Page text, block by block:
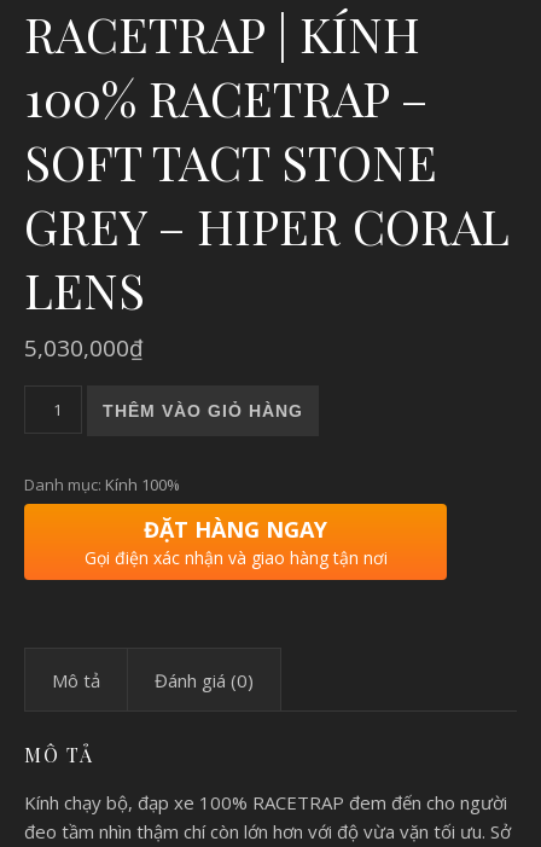
RACETRAP | KÍNH
100% RACETRAP –
SOFT TACT STONE
GREY – HIPER CORAL
LENS
5,030,000₫
RACETRAP | KÍNH 100% RACETRAP - SOFT TACT STONE
THÊM VÀO GIỎ HÀNG
Danh mục: Kính 100%
ĐẶT HÀNG NGAY
Gọi điện xác nhận và giao hàng tận nơi
Mô tả Đánh giá (0)
MÔ TẢ
Kính chạy bộ, đạp xe 100% RACETRAP đem đến cho người
đeo tầm nhìn thậm chí còn lớn hơn với độ vừa vặn tối ưu. Sở